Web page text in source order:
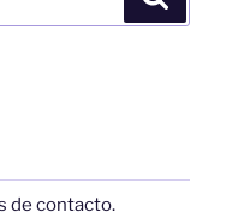
de contacto.